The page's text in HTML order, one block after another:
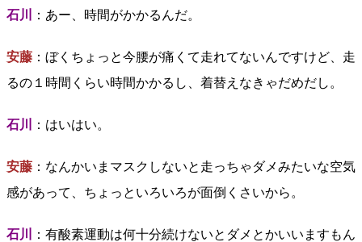
石川 ：あー、時間がかかるんだ。
安藤 ：ぼくちょっと今腰が痛くて走れてないんですけど、走
るの１時間くらい時間かかるし、着替えなきゃだめだし。
石川 ：はいはい。
安藤 ：なんかいまマスクしないと走っちゃダメみたいな空気
感があって、ちょっといろいろが面倒くさいから。
石川
：有酸素運動は何十分続けないとダメとかいいますもん